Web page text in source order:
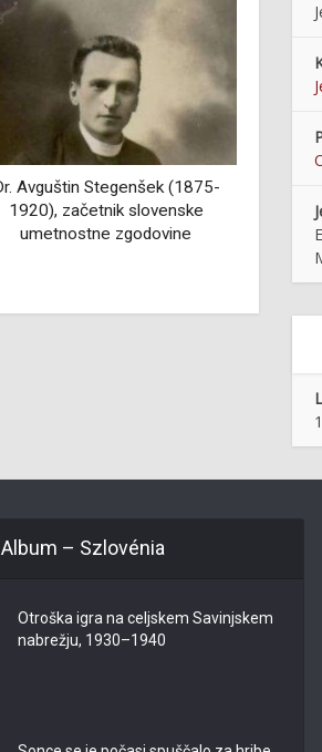
Prežihova bajta – spominski
muzej Prežihovega Voranca
(1979–2019)
Album – Szlovénia
Otroška igra na celjskem Savinjskem
nabrežju, 1930–1940